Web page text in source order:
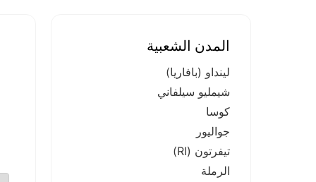
المدن الشعبية
لينداو (بافاريا)
شيمليو سيلفاني
كوسا
جواليور
تيفرتون (RI)
الرملة